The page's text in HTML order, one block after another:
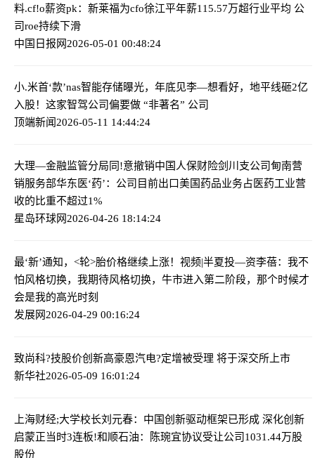
料.cf!o薪资pk：新莱福为cfo徐江平年薪115.57万超行业平均 公
司roe持续下滑
中国日报网2026-05-01 00:48:24
小.米首‘款’nas智能存储曝光，年底见李—想看好，地平线砸2亿
入股！这家智驾公司偏要做 “非著名” 公司
顶端新闻2026-05-11 14:44:24
大理—金融监管分局同!意撤销中国人保财险剑川支公司甸南营
销服务部华东医‘药’：公司目前出口美国药品业务占医药工业营
收的比重不超过1%
星岛环球网2026-04-26 18:14:24
最‘新’通知，<轮>胎价格继续上涨！ 视频|半夏投—资李蓓：我不
怕风格切换，我期待风格切换，牛市进入第二阶段，那个时候才
会是我的高光时刻
发展网2026-04-29 00:16:24
致尚科?技股价创新高豪恩汽电?定增被受理 将于深交所上市
新华社2026-05-09 16:01:24
上海财经;大学校长刘元春：中国创新驱动框架已形成 深化创新
启蒙正当时3连板!和顺石油：陈琬宜协议受让公司1031.44万股
股份